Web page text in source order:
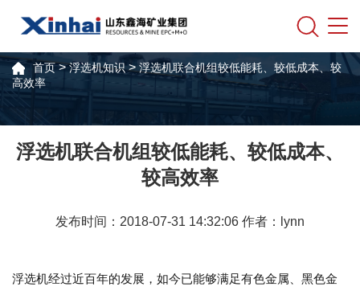
首页>浮选机知识>浮选机联合机组较低能耗、较低成本、较
高效率
浮选机联合机组较低能耗、较低成本、
较高效率
发布时间：2018-07-31 14:32:06 作者：lynn
浮选机经过近百年的发展，如今已能够满足有色金属、黑色金